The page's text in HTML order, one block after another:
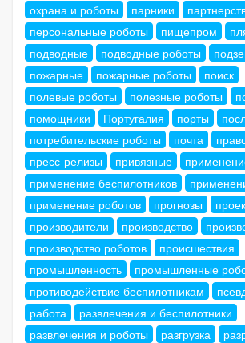
охрана и роботы
парники
персональные роботы
пищепром
подводные
подводные роботы
пожарные
пожарные роботы
поиск
полевые роботы
полезные роботы
помощники
Португалия порты
потребительские роботы
почта
пресс-релизы
привязные
применение беспилотников
применение роботов
прогнозы
производители
производство
производство роботов
происшествия
промышленность
промышленные
противодействие беспилотникам
работа
развлечения и беспилотники
развлечения и роботы
разгрузка